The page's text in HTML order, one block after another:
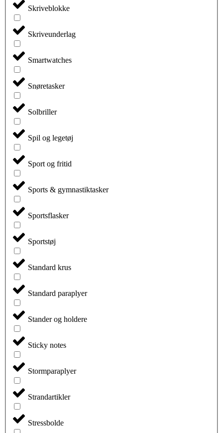
Skriveblokke
Skriveunderlag
Smartwatches
Snøretasker
Solbriller
Spil og legetøj
Sport og fritid
Sports & gymnastiktasker
Sportsflasker
Sportstøj
Standard krus
Standard paraplyer
Stander og holdere
Sticky notes
Stormparaplyer
Strandartikler
Stressbolde